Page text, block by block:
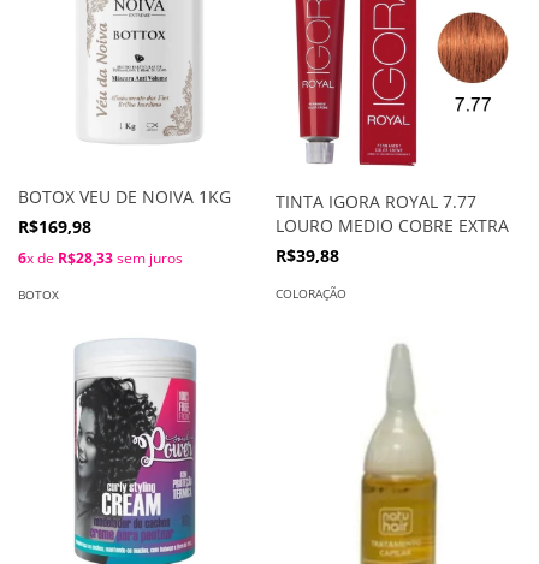
BOTOX VEU DE NOIVA 1KG
R$169,98
6x de R$28,33sem juros
BOTOX
TINTA IGORA ROYAL 7.77
LOURO MEDIO COBRE EXTRA
R$39,88
COLORAÇÃO